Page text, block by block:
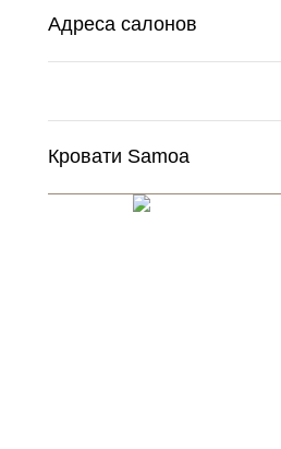
Адреса салонов
Кровати Samoa